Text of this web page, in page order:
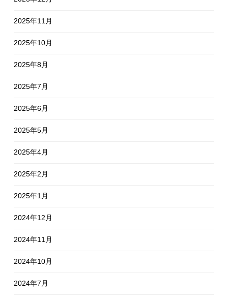
2025年11月
2025年10月
2025年8月
2025年7月
2025年6月
2025年5月
2025年4月
2025年2月
2025年1月
2024年12月
2024年11月
2024年10月
2024年7月